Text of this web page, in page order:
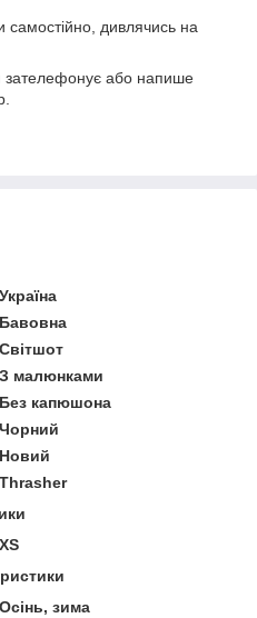
самостійно, дивлячись на
або напише
Україна
Бавовна
Світшот
З малюнками
Без капюшона
Чорний
Новий
Thrasher
XS
Осінь, зима